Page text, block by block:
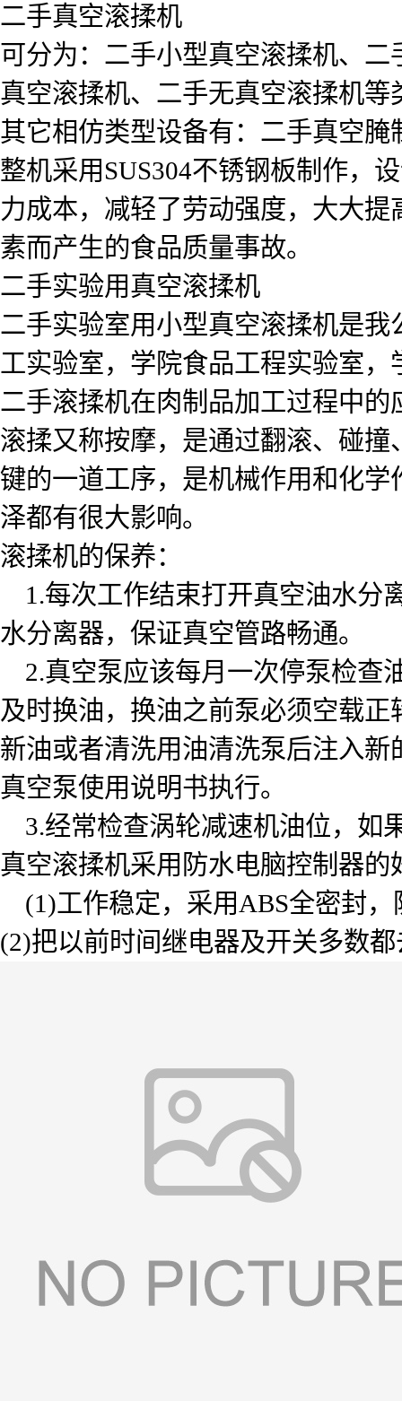
二手真空滚揉机
可分为：二手小型真空滚揉机、
真空滚揉机、二手无真空滚揉机等
其它相仿类型设备有：二手真空
整机采用SUS304不锈钢板制作，
力成本，减轻了劳动强度，大大
素而产生的食品质量事故。
二手实验用真空滚揉机
二手实验室用小型真空滚揉机是
工实验室，学院食品工程实验室
二手滚揉机在肉制品加工过程中
滚揉又称按摩，是通过翻滚、碰
键的一道工序，是机械作用和化
泽都有很大影响。
滚揉机的保养：
1.每次工作结束打开真空油水分
水分离器，保证真空管路畅通。
2.真空泵应该每月一次停泵检查
及时换油，换油之前泵必须空载
新油或者清洗用油清洗泵后注入
真空泵使用说明书执行。
3.经常检查涡轮减速机油位，如
真空滚揉机采用防水电脑控制器的
(1)工作稳定，采用ABS全密封，
(2)把以前时间继电器及开关多数